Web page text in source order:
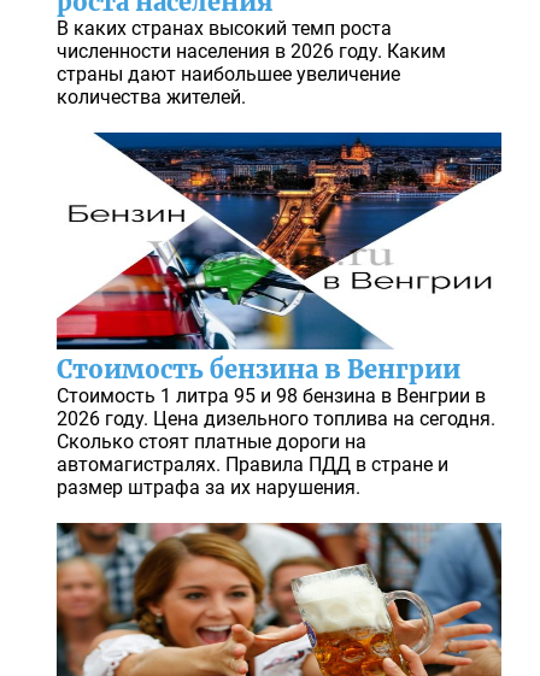
В каких странах высокий темп роста
численности населения в 2026 году. Каким
страны дают наибольшее увеличение
количества жителей.
Стоимость бензина в Венгрии
Стоимость 1 литра 95 и 98 бензина в Венгрии в
2026 году. Цена дизельного топлива на сегодня.
Сколько стоят платные дороги на
автомагистралях. Правила ПДД в стране и
размер штрафа за их нарушения.